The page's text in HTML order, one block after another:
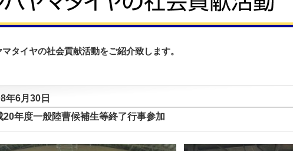
マタイヤの社会貢献活動をご紹介致します。
年6月30日
20年度一般陸曹候補生等終了行事参加